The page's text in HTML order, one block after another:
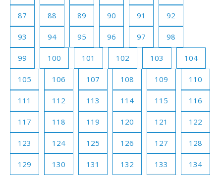
87 88 89 90 91 92
93 94 95 96 97 98
99 100 101 102 103 104
105 106 107 108 109 110
111 112 113 114 115 116
117 118 119 120 121 122
123 124 125 126 127 128
129 130 131 132 133 134